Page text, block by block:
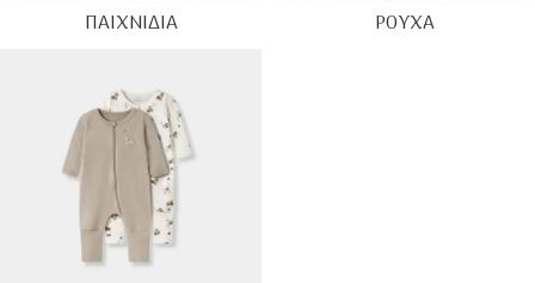
ΠΑΙΧΝΊΔΙΑ ΡΟΎΧΑ